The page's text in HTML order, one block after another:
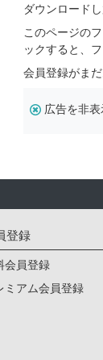
ダウンロードし
このページの
ックすると、
会員登録がま
広告を非表
登録
会員登録
ミアム会員登録